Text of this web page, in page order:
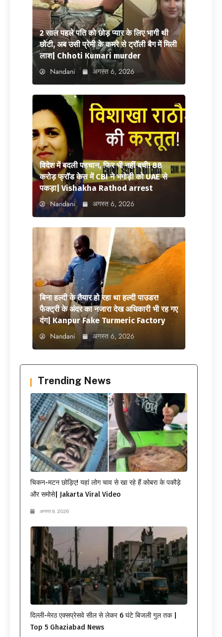
2 साल पहले पति को छोड़ प्यार के लिए भागी थी
छोटी, अब उसी प्रेमी के कमरे से ट्रॉली बैग में मिली
लाश| Chhoti Kumari murder
Nandani अगस्त 6, 2026
विदेश में बदली पहचान, फिर भी नहीं बची! 88
करोड़ फ्रॉड केस में CBI ने भगोड़ी को UAE से
पकड़ा| Vishakha Rathod arrest
Nandani अगस्त 6, 2026
बिना हल्दी के तैयार हो रहा था हल्दी पाउडर!
फैक्ट्री के अंदर का नजारा देख अधिकारी भी रह गए
दंग| Kanpur Fake Turmeric Factory
Nandani अगस्त 6, 2026
Trending News
चिकन-मटन छोड़िए! यहां लोग चाव से खा रहे हैं कोबरा के पकौड़े
और समोसे| Jakarta Viral Video
अगस्त 9, 2026
दिल्ली-मेरठ एक्सप्रेसवे सील से लेकर 6 घंटे बिजली गुल तक |
Top 5 Ghaziabad News